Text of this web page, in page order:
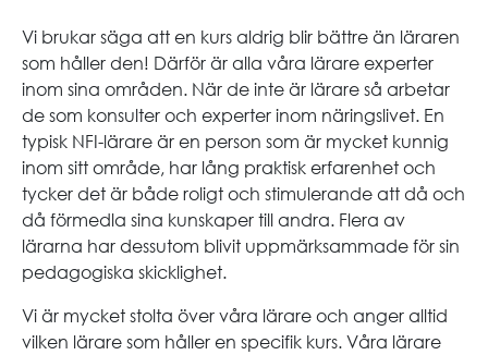
Vi brukar säga att en kurs aldrig blir bättre än läraren
som håller den! Därför är alla våra lärare experter
inom sina områden. När de inte är lärare så arbetar
de som konsulter och experter inom näringslivet. En
typisk NFI-lärare är en person som är mycket kunnig
inom sitt område, har lång praktisk erfarenhet och
tycker det är både roligt och stimulerande att då och
då förmedla sina kunskaper till andra. Flera av
lärarna har dessutom blivit uppmärksammade för sin
pedagogiska skicklighet.
Vi är mycket stolta över våra lärare och anger alltid
vilken lärare som håller en specifik kurs. Våra lärare